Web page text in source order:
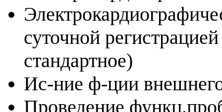
суточной
стандартное)
Ис-ние ф-ции
Проведение